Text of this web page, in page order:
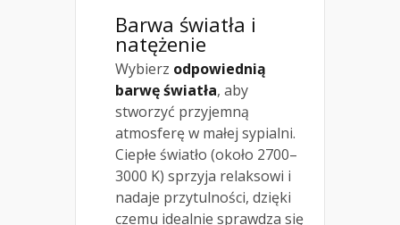
Barwa światła i
natężenie
Wybierz odpowiednią
barwę światła, aby
stworzyć przyjemną
atmosferę w małej sypialni.
Ciepłe światło (około 2700–
3000 K) sprzyja relaksowi i
nadaje przytulności, dzięki
czemu idealnie sprawdza się